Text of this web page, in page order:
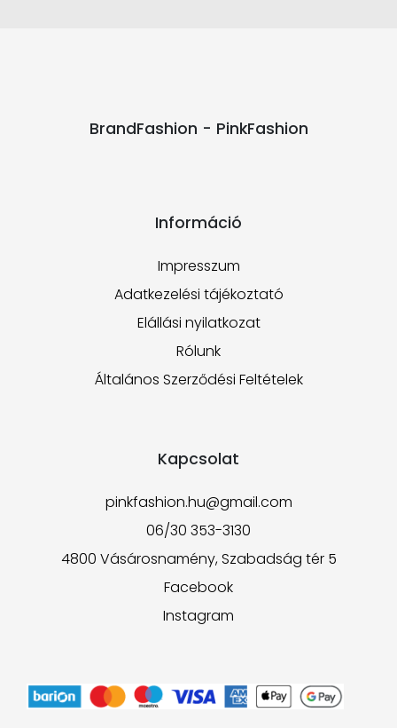
BrandFashion - PinkFashion
Információ
Impresszum
Adatkezelési tájékoztató
Elállási nyilatkozat
Rólunk
Általános Szerződési Feltételek
Kapcsolat
pinkfashion.hu@gmail.com
06/30 353-3130
4800 Vásárosnamény, Szabadság tér 5
Facebook
Instagram